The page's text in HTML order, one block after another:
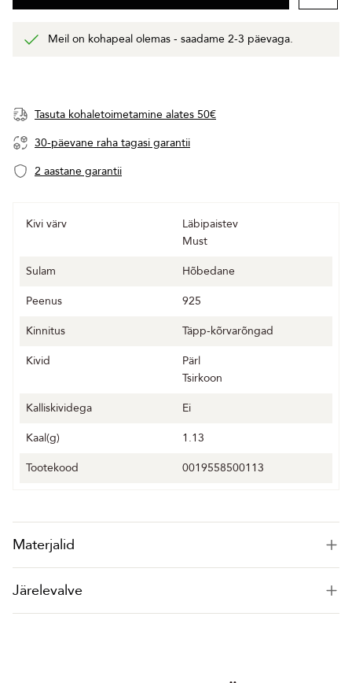
Meil on kohapeal olemas - saadame 2-3 päevaga.
Tasuta kohaletoimetamine alates 50€
30-päevane raha tagasi garantii
2 aastane garantii
Kivi värv
Läbipaistev
Must
Sulam
Hõbedane
Peenus
925
Kinnitus
Täpp-kõrvarõngad
Kivid
Pärl
Tsirkoon
Kalliskividega
Ei
Kaal(g)
1.13
Tootekood
0019558500113
Materjalid
Järelevalve